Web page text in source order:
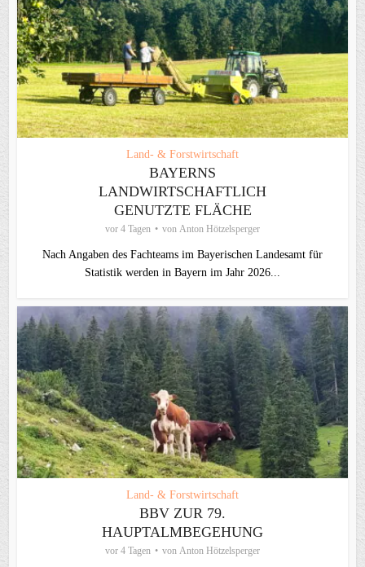
Land- & Forstwirtschaft
BAYERNS
LANDWIRTSCHAFTLICH
GENUTZTE FLÄCHE
vor 4 Tagen von Anton Hötzelsperger
Nach Angaben des Fachteams im Bayerischen Landesamt für
Statistik werden in Bayern im Jahr 2026...
Land- & Forstwirtschaft
BBV ZUR 79.
HAUPTALMBEGEHUNG
vor 4 Tagen von Anton Hötzelsperger